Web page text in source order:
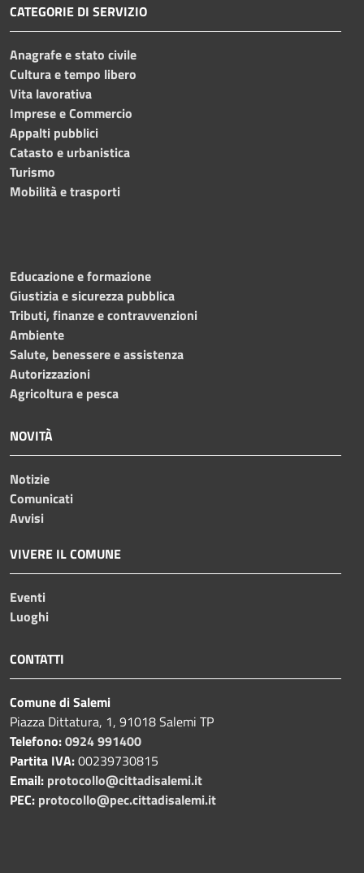
CATEGORIE DI SERVIZIO
Anagrafe e stato civile
Cultura e tempo libero
Vita lavorativa
Imprese e Commercio
Appalti pubblici
Catasto e urbanistica
Turismo
Mobilità e trasporti
Educazione e formazione
Giustizia e sicurezza pubblica
Tributi, finanze e contravvenzioni
Ambiente
Salute, benessere e assistenza
Autorizzazioni
Agricoltura e pesca
NOVITÀ
Notizie
Comunicati
Avvisi
VIVERE IL COMUNE
Eventi
Luoghi
CONTATTI
Comune di Salemi
Piazza Dittatura, 1, 91018 Salemi TP
Telefono:0924 991400
Partita IVA:00239730815
Email: protocollo@cittadisalemi.it
PEC: protocollo@pec.cittadisalemi.it